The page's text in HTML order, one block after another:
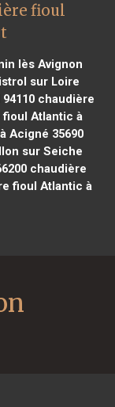
fioul
lès Avignon
sur Loire
chaudière
Atlantic à
Acigné 35690
sur Seiche
chaudière
fioul Atlantic à